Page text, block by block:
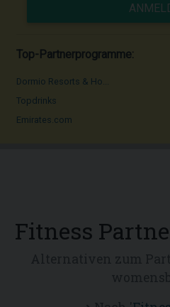
Top-Partnerprogramme:
Dormio Resorts & Ho...
Topdrinks
Emirates.com
Fitness